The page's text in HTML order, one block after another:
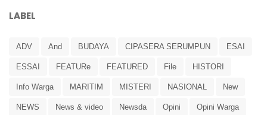
LABEL
ADV And BUDAYA CIPASERA SERUMPUN ESAI
ESSAI FEATURe FEATURED File HISTORI
Info Warga MARITIM MISTERI NASIONAL New
NEWS News & video Newsda Opini Opini Warga